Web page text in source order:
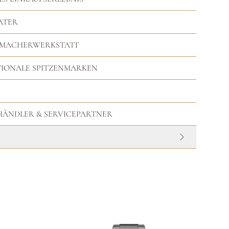
SPITZENMARKEN
& SERVICEPARTNER